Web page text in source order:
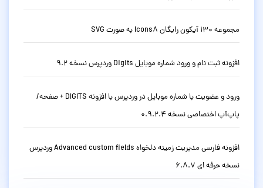
مجموعه 130 آیکون رایگان Icons8 به صورت SVG
افزونه ثبت نام و ورود شماره موبایل Digits وردپرس نسخه 9.2
ورود و عضویت با شماره موبایل در وردپرس با افزونه DIGITS + صفحه/
پاپ‌آپ اختصاصی نسخه 0.9.2.4
افزونه فارسی مدیریت زمینه دلخواه Advanced custom fields وردپرس
نسخه حرفه ای 6.8.7